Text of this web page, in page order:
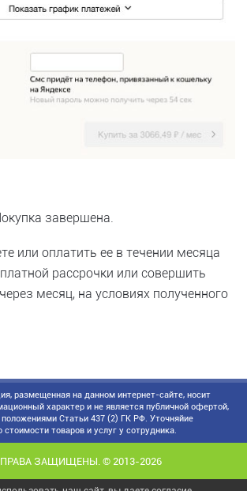
завершена.
или оплатить ее в течении месяца
рассрочки или совершить
месяц, на условиях полученного
размещенная на данном интернет-сайте, носит
характер и не является публичной офертой,
Статьи 437 (2) ГК РФ. Уточняйие
товаров и услуг у сотрудника.
ПРАВА ЗАЩИЩЕНЫ. © 2013-2026